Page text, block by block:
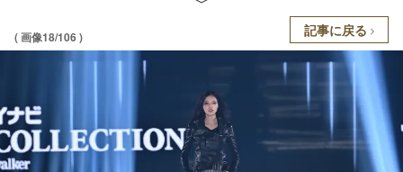
( 画像18/106 ) 記事に戻る